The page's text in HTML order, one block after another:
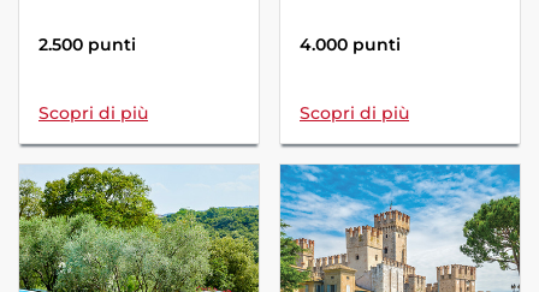
2.500 punti
Scopri di più
4.000 punti
Scopri di più